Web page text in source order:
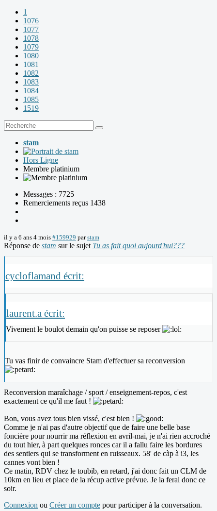
1
1076
1077
1078
1079
1080
1081
1082
1083
1084
1085
1519
stam
Hors Ligne
Membre platinium
Messages : 7725
Remerciements reçus 1438
il y a 6 ans 4 mois #159929 parstam
Réponse de stam sur le sujet Tu as fait quoi aujourd'hui???
cycloflamand écrit:
laurent.a écrit:
Vivement le boulot demain qu'on puisse se reposer
Tu vas finir de convaincre Stam d'effectuer sa reconversion
Reconversion maraîchage / sport / enseignement-repos, c'est
exactement ce qu'il me faut !
Bon, vous avez tous bien vissé, c'est bien !
Comme je n'ai pas d'autre objectif que de faire une belle base
foncière pour nourrir ma réflexion en avril-mai, je n'ai rien accroché
du tout hier, à part quelques ronces car il a fallu faire les bordures
des sentiers qui se transforment en ruisseaux. 58' de càp à i3, les
cannes vont bien !
Ce matin, RDV chez le toubib, en retard, j'ai donc fait un CLM de
10km en lieu et place de la récup active prévue. Je la ferai donc ce
soir.
Connexion ou Créer un compte pour participer à la conversation.